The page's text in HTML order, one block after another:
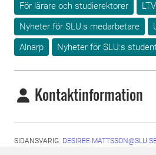
För lärare och studierektorer
Nyheter för SLU:s medarbetare
Alnarp
Nyheter för SLU:s
Kontaktinformation
SIDANSVARIG: